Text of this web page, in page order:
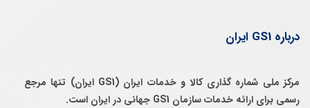
درباره GS1 ایران
مرکز ملی شماره گذاری کالا و خدمات ایران (GS1 ایران) تنها مرجع
رسمی برای ارائه خدمات سازمان GS1 جهانی در ایران است.